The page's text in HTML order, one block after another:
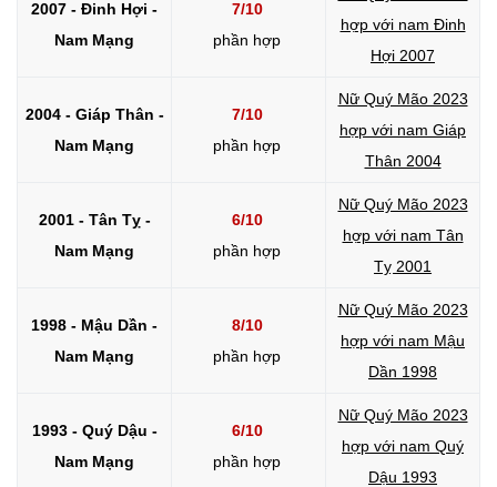
2007 - Đinh Hợi -
Nam Mạng
7/10
phần hợp
hợp với nam Đinh
Hợi 2007
2004 - Giáp Thân -
Nam Mạng
7/10
phần hợp
Nữ Quý Mão 2023
hợp với nam Giáp
Thân 2004
2001 - Tân Tỵ -
Nam Mạng
6/10
phần hợp
Nữ Quý Mão 2023
hợp với nam Tân
Tỵ 2001
1998 - Mậu Dần -
Nam Mạng
8/10
phần hợp
Nữ Quý Mão 2023
hợp với nam Mậu
Dần 1998
1993 - Quý Dậu -
Nam Mạng
6/10
phần hợp
Nữ Quý Mão 2023
hợp với nam Quý
Dậu 1993